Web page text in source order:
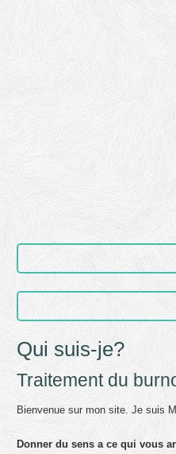
Qui suis-je?
Traitement du
Bienvenue sur mon site. Je suis
Donner du sens a ce qui vous